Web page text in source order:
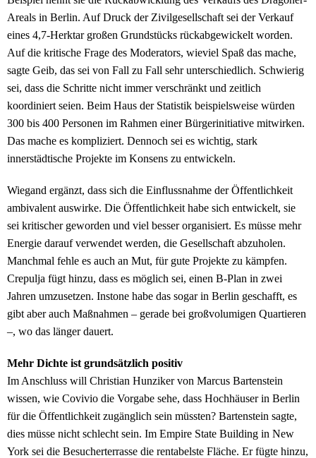
Areals in Berlin. Auf Druck der Zivilgesellschaft sei der Verkauf
eines 4,7-Herktar großen Grundstücks rückabgewickelt worden.
Auf die kritische Frage des Moderators, wieviel Spaß das mache,
sagte Geib, das sei von Fall zu Fall sehr unterschiedlich. Schwierig
sei, dass die Schritte nicht immer verschränkt und zeitlich
koordiniert seien. Beim Haus der Statistik beispielsweise würden
300 bis 400 Personen im Rahmen einer Bürgerinitiative mitwirken.
Das mache es kompliziert. Dennoch sei es wichtig, stark
innerstädtische Projekte im Konsens zu entwickeln.
Wiegand ergänzt, dass sich die Einflussnahme der Öffentlichkeit
ambivalent auswirke. Die Öffentlichkeit habe sich entwickelt, sie
sei kritischer geworden und viel besser organisiert. Es müsse mehr
Energie darauf verwendet werden, die Gesellschaft abzuholen.
Manchmal fehle es auch an Mut, für gute Projekte zu kämpfen.
Crepulja fügt hinzu, dass es möglich sei, einen B-Plan in zwei
Jahren umzusetzen. Instone habe das sogar in Berlin geschafft, es
gibt aber auch Maßnahmen – gerade bei großvolumigen Quartieren
–, wo das länger dauert.
Mehr Dichte ist grundsätzlich positiv
Im Anschluss will Christian Hunziker von Marcus Bartenstein
wissen, wie Covivio die Vorgabe sehe, dass Hochhäuser in Berlin
für die Öffentlichkeit zugänglich sein müssten? Bartenstein sagte,
dies müsse nicht schlecht sein. Im Empire State Building in New
York sei die Besucherterrasse die rentabelste Fläche. Er fügte hinzu,